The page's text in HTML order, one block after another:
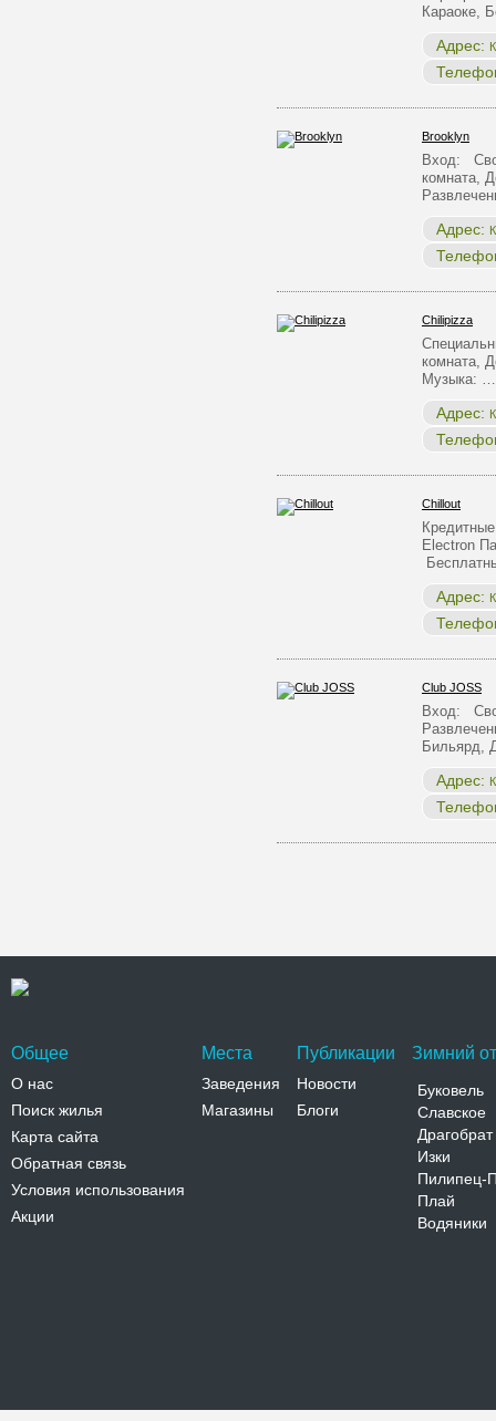
Караоке,
Адрес:
Brooklyn
Вход:
комната,
Адрес:
Chilipizza
комната,
Музыка: …
Адрес:
Chillout
Electron
Адрес:
Club JOSS
Вход:
Бильярд,
Адрес:
Общее
О нас
Поиск жилья
Карта сайта
Обратная связь
Условия использования
Акции
Места
Заведения
Магазины
Публикации
Новости
Блоги
Зимний
Буковель
Славское
Драгобрат
Изки
Пилипец-
Плай
Водяники